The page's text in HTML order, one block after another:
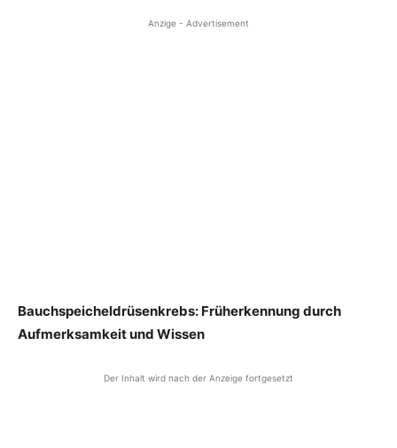
Anzige - Advertisement
Bauchspeicheldrüsenkrebs: Früherkennung durch
Aufmerksamkeit und Wissen
Der Inhalt wird nach der Anzeige fortgesetzt